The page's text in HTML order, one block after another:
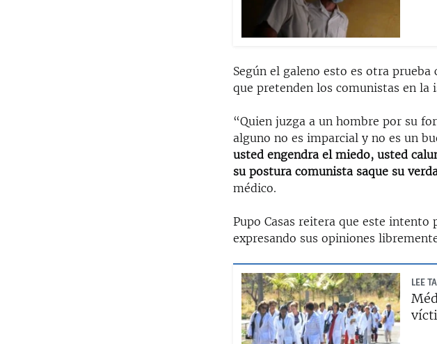
Según el galeno esto es otra
que pretenden los comunistas en la
“Quien juzga a un hombre por su
alguno no es imparcial y no es un
usted engendra el miedo, usted
su postura comunista saque su
médico.
Pupo Casas reitera que este
expresando sus opiniones
LEE